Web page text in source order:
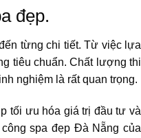
đẹp.
từng chi tiết. Từ việc lựa
tiêu chuẩn. Chất lượng thi
nghiệm là rất quan trọng.
tối ưu hóa giá trị đầu tư và
spa đẹp Đà Nẵng của